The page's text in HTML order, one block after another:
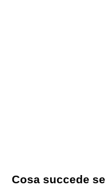
Cosa succede